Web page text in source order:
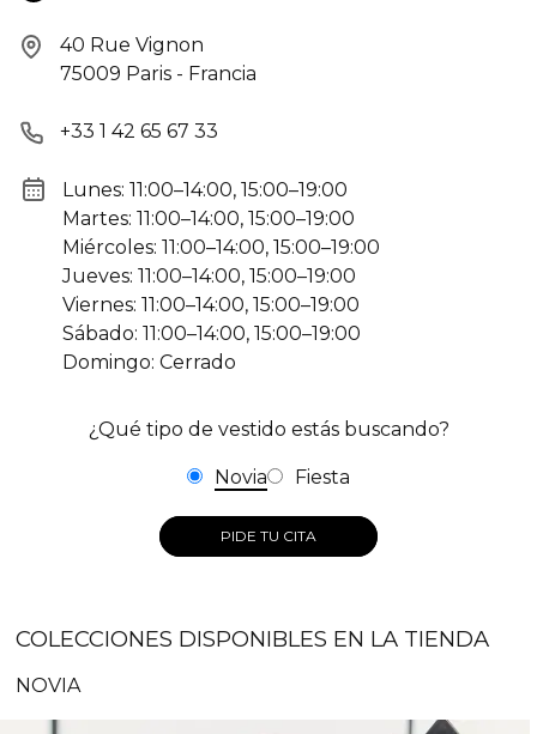
40 Rue Vignon
75009 Paris - Francia
+33 1 42 65 67 33
Lunes: 11:00–14:00, 15:00–19:00
Martes: 11:00–14:00, 15:00–19:00
Miércoles: 11:00–14:00, 15:00–19:00
Jueves: 11:00–14:00, 15:00–19:00
Viernes: 11:00–14:00, 15:00–19:00
Sábado: 11:00–14:00, 15:00–19:00
Domingo: Cerrado
¿Qué tipo de vestido estás buscando?
Novia Fiesta
PIDE TU CITA
COLECCIONES DISPONIBLES EN LA TIENDA
NOVIA